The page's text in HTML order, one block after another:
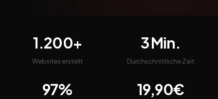
1.200+
Websites erstellt
3 Min.
Durchschnittliche Zeit
97% 19,90€